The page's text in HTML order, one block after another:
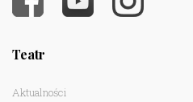
Teatr
Aktualności